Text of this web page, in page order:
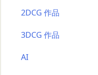
2DCG 作品
3DCG 作品
AI